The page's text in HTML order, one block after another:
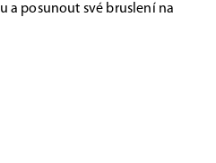
a posunout své bruslení na